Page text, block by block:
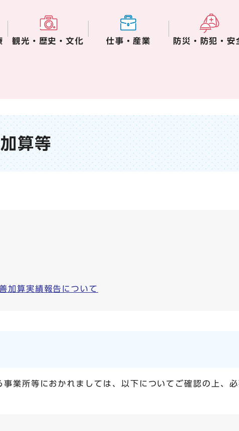
観光・歴史・文化 仕事・産業 防災・防犯・安
算等
加算実績報告について
業所等におかれましては、以下についてご確認の上、